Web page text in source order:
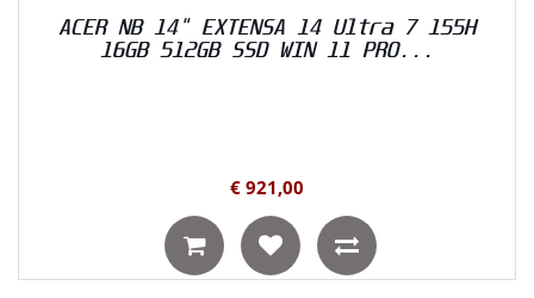
ACER NB 14" EXTENSA 14 Ultra 7 155H
16GB 512GB SSD WIN 11 PRO...
€ 921,00